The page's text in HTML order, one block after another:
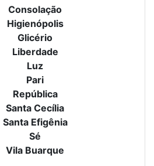
Consolação
Higienópolis
Glicério
Liberdade
Luz
Pari
República
Santa Cecília
Santa Efigênia
Sé
Vila Buarque